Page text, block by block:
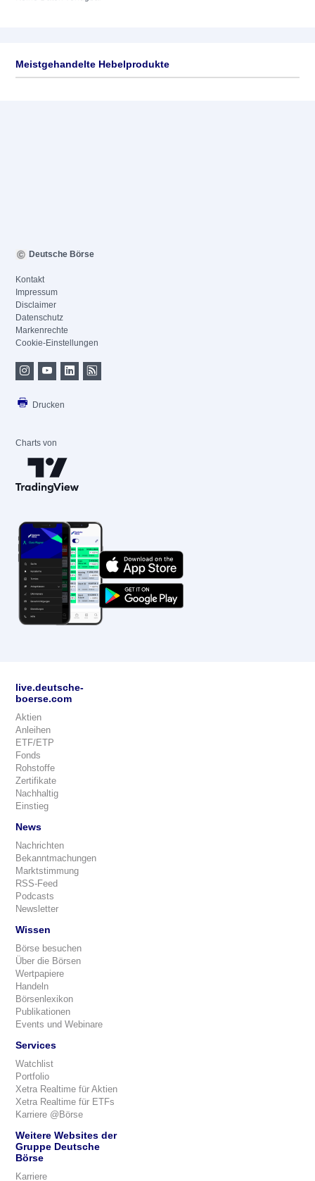
Meistgehandelte Hebelprodukte
Deutsche Börse
Kontakt
Impressum
Disclaimer
Datenschutz
Markenrechte
Cookie-Einstellungen
Drucken
Charts von
live.deutsche-
boerse.com
Aktien
Anleihen
ETF/ETP
Fonds
Rohstoffe
Zertifikate
Nachhaltig
Einstieg
News
Nachrichten
Bekanntmachungen
Marktstimmung
RSS-Feed
Podcasts
Newsletter
Wissen
Börse besuchen
Über die Börsen
Wertpapiere
Handeln
Börsenlexikon
Publikationen
Events und Webinare
Services
Watchlist
Portfolio
Xetra Realtime für Aktien
Xetra Realtime für ETFs
Karriere @Börse
Weitere Websites der
Gruppe Deutsche
Börse
Karriere